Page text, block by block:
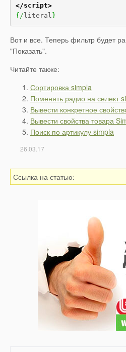
</script>
{ / literal }
Вот и все. Теперь фильтр будет
"Показать".
Читайте также:
Сортировка simpla
Поменять радио на селект
Вывести конкретное
Вывести свойства товара
Поиск по артикулу simpla
26.03.17
Ссылка на статью: